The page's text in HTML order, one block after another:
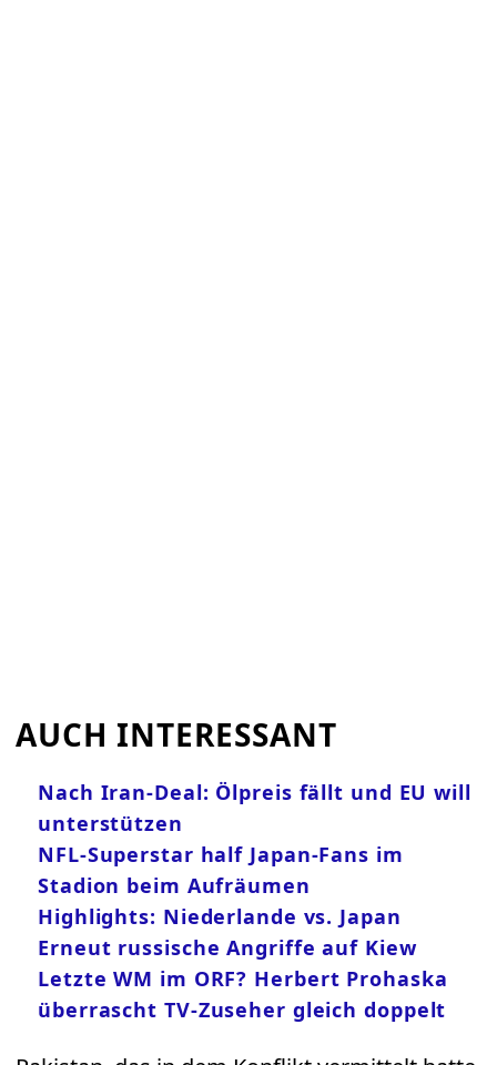
AUCH INTERESSANT
Nach Iran-Deal: Ölpreis fällt und EU will
unterstützen
NFL-Superstar half Japan-Fans im
Stadion beim Aufräumen
Highlights: Niederlande vs. Japan
Erneut russische Angriffe auf Kiew
Letzte WM im ORF? Herbert Prohaska
überrascht TV-Zuseher gleich doppelt